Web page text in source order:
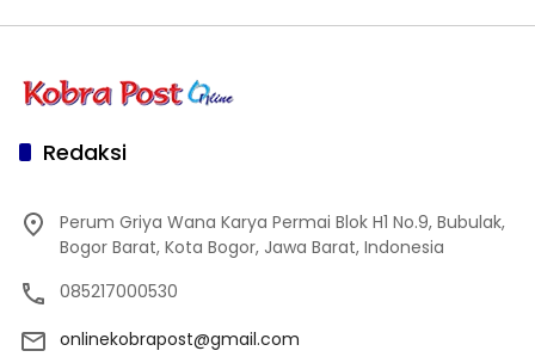
Redaksi
Perum Griya Wana Karya Permai Blok H1 No.9, Bubulak,
Bogor Barat, Kota Bogor, Jawa Barat, Indonesia
085217000530
onlinekobrapost@gmail.com